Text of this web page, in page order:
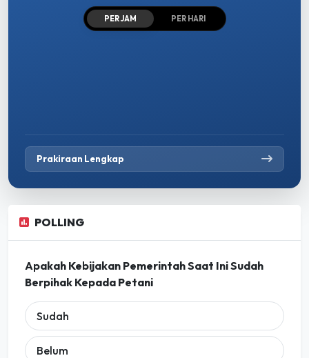
PER JAM PER HARI
Prakiraan Lengkap
POLLING
Apakah Kebijakan Pemerintah Saat Ini Sudah
Berpihak Kepada Petani
Sudah
Belum